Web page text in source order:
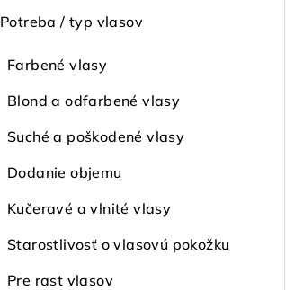
Potreba / typ vlasov
Farbené vlasy
Blond a odfarbené vlasy
Suché a poškodené vlasy
Dodanie objemu
Kučeravé a vlnité vlasy
Starostlivosť o vlasovú pokožku
Pre rast vlasov